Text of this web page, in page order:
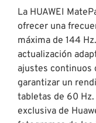
La HUAWEI
ofrecer una
máxima de 144
actualización
ajustes continuos
garantizar un
tabletas de 60
exclusiva de